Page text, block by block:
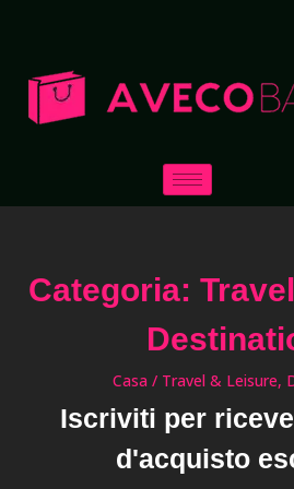
Categoria:
Casa/ Travel & Leisure,
Iscriviti per
d'acquisto